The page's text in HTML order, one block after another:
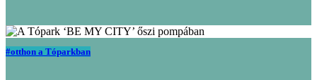
#otthon a Tóparkban